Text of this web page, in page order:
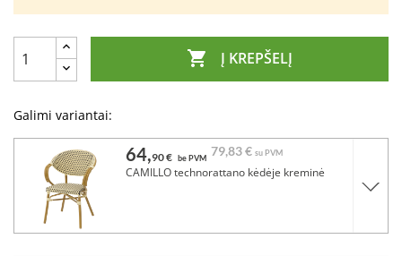
 Į KREPŠELĮ
Galimi variantai:
64,90 € be PVM 79,83 € su PVM
CAMILLO technorattano kėdėje kreminė